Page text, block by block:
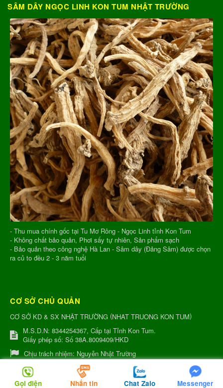
SÂM DÂY NGỌC LINH KON TUM NHẬT TRƯỜNG
- Thu mua chính gốc tại Tu Mơ Rông - Ngọc Linh tỉnh Kon Tum
- Không chất bảo quản, Phơi sấy tự nhiên, Sản phẩm sạch
- Bảo quản theo công nghệ Hà Lan - Sâm dây (Đảng Sâm) được chọn
ra củ to đều 2 - 3 năm tuổi
CƠ SỞ CHỦ QUẢN
CƠ SỞ KD & SX NHẬT TRƯỜNG (NHAT TRUONG KON TUM)
M.S.D.N: 8344254367, Cấp tại Tỉnh Kon Tum.
Giấy phép số: Số 38A.8009409/HKD
Chịu trách nhiệm: Nguyễn Nhật Trường
Xưởng sản xuất:
34 Lý Thường Kiệt, Tổ 6, Phường Quang Trung,
Tỉnh Kon Tum
Gọi điện Nhắn tin Chat Zalo Messenger